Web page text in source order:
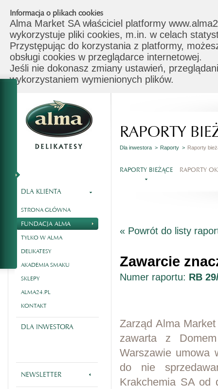
Informacja o plikach cookies
Alma Market SA właściciel platformy
wykorzystuje pliki cookies, m.in. w celach
Przystępując do korzystania z platformy,
obsługi cookies w przeglądarce internetowej.
Jeśli nie dokonasz zmiany ustawień,
wykorzystaniem wymienionych plików.
DLA KLIENTA
STRONA GŁÓWNA
FUNDACJA ALMA
TYLKO W ALMA
DELIKATESY
AKADEMIA SMAKU
SKLEPY
ALMA24.PL
KONTAKT
DLA INWESTORA
NEWSLETTER
RAPORTY
Dla inwestora > Raporty > Raporty
RAPORTY BIEŻĄCE RAPORTY
« Powrót do listy
Zawarcie
Numer raportu: RB
Zarząd Alma
zawarta z
Warszawie umowa
do nie
Krakchemia SA od